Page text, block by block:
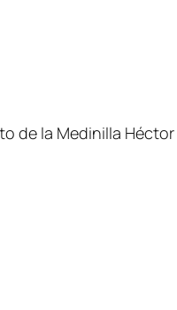
de la Medinilla